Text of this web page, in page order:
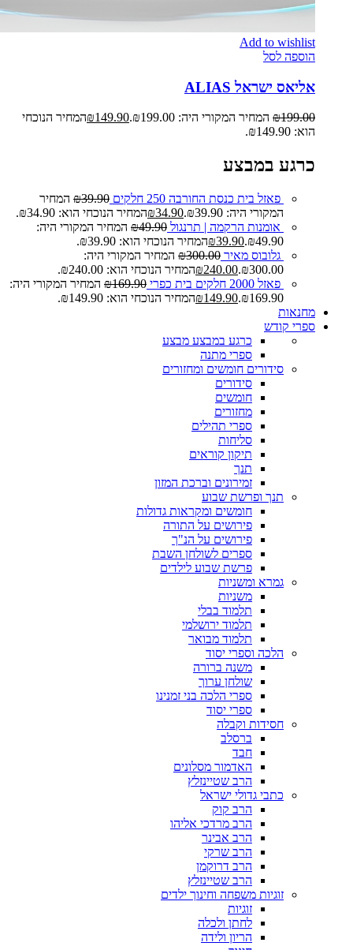
Add to wishlist
הוספה לסל
אליאס ישראל ALIAS
₪199.00 המחיר המקורי היה: ₪199.00. ₪149.90
המחיר הנוכחי
הוא: ₪149.90.
כרגע במבצע
פאזל בית כנסת החורבה 250 חלקים ₪39.90
המחיר
המקורי היה: ₪39.90.
₪34.90
המחיר הנוכחי הוא: ₪34.90.
אומנות הרקמה | תרנגול
₪49.90
המחיר המקורי היה:
₪49.90.
₪39.90
המחיר הנוכחי הוא: ₪39.90.
גלובוס מאיר
₪300.00
המחיר המקורי היה:
₪300.00.
₪240.00
המחיר הנוכחי הוא: ₪240.00.
פאזל 2000 חלקים בית כפרי
₪169.90
המחיר המקורי היה:
₪169.90.
₪149.90
המחיר הנוכחי הוא: ₪149.90.
מחנאות
ספרי קודש
כרגע במבצע מבצע
ספרי מתנה
סידורים חומשים ומחזורים
סידורים
חומשים
מחזורים
ספרי תהילים
סליחות
תיקון קוראים
תנך
זמירונים וברכת המזון
תנך ופרשת שבוע
חומשים ומקראות גדולות
פירושים על התורה
פירושים על הנ"ך
ספרים לשולחן השבת
פרשת שבוע לילדים
גמרא ומשניות
משניות
תלמוד בבלי
תלמוד ירושלמי
תלמוד מבואר
הלכה וספרי יסוד
משנה ברורה
שולחן ערוך
ספרי הלכה בני זמנינו
ספרי יסוד
חסידות וקבלה
ברסלב
חבד
האדמור מסלונים
הרב שטיינזלץ
כתבי גדולי ישראל
הרב קוק
הרב מרדכי אליהו
הרב אבינר
הרב שרקי
הרב דרוקמן
הרב שטיינזלץ
זוגיות משפחה וחינוך ילדים
זוגיות
לחתן ולכלה
הריון ולידה